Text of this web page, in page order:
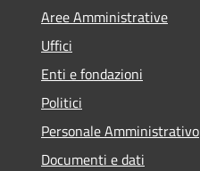
Aree Amministrative
Uffici
Enti e fondazioni
Politici
Personale Amministrativo
Documenti e dati